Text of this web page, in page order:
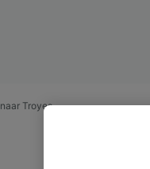
Troyes